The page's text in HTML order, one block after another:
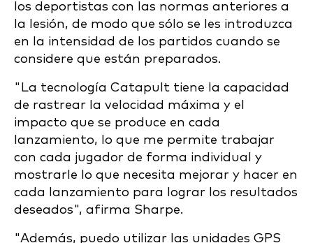
los deportistas con las normas anteriores a
la lesión, de modo que sólo se les introduzca
en la intensidad de los partidos cuando se
considere que están preparados.
"La tecnología Catapult tiene la capacidad
de rastrear la velocidad máxima y el
impacto que se produce en cada
lanzamiento, lo que me permite trabajar
con cada jugador de forma individual y
mostrarle lo que necesita mejorar y hacer en
cada lanzamiento para lograr los resultados
deseados", afirma Sharpe.
"Además, puedo utilizar las unidades GPS